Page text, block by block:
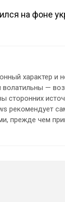
на фоне
характер и
—
сторонних
рекомендует
прежде чем